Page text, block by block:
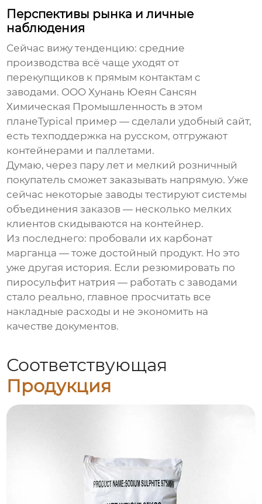
Перспективы рынка и личные
наблюдения
Сейчас вижу тенденцию: средние
производства всё чаще уходят от
перекупщиков к прямым контактам с
заводами. OOO Хунань Юеян Сансян
Химическая Промышленность в этом
планеTypical пример — сделали удобный сайт,
есть техподдержка на русском, отгружают
контейнерами и паллетами.
Думаю, через пару лет и мелкий розничный
покупатель сможет заказывать напрямую. Уже
сейчас некоторые заводы тестируют системы
объединения заказов — несколько мелких
клиентов скидываются на контейнер.
Из последнего: пробовали их карбонат
марганца — тоже достойный продукт. Но это
уже другая история. Если резюмировать по
пиросульфит натрия — работать с заводами
стало реально, главное просчитать все
накладные расходы и не экономить на
качестве документов.
Соответствующая
Продукция